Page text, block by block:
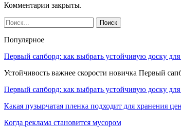
Комментарии закрыты.
Популярное
Первый сапборд: как выбрать устойчивую доску
Устойчивость важнее скорости новичка Первый
Первый сапборд: как выбрать устойчивую доску
Какая пузырчатая пленка подходит для хранения
Когда реклама становится мусором